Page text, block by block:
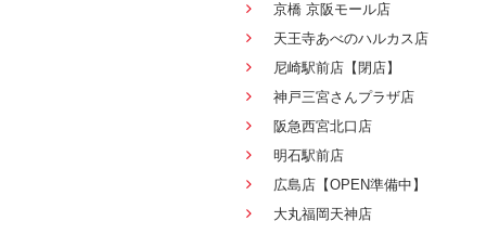
京橋 京阪モール店
天王寺あべのハルカス店
尼崎駅前店【閉店】
神戸三宮さんプラザ店
阪急西宮北口店
明石駅前店
広島店【OPEN準備中】
大丸福岡天神店